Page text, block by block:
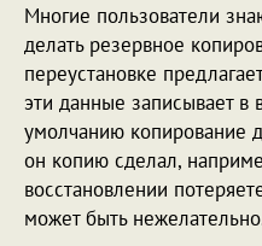
Многие пользователи
делать резервное
переустановке
эти данные записывает в
умолчанию копирование
он копию сделал,
восстановлении
может быть